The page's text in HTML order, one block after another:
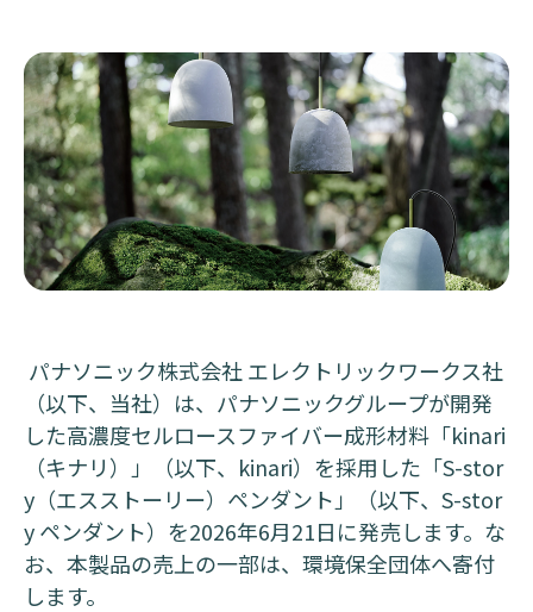
パナソニック株式会社 エレクトリックワークス社
（以下、当社）は、パナソニックグループが開発
した高濃度セルロースファイバー成形材料「kinari
（キナリ）」（以下、kinari）を採用した「S-stor
y（エスストーリー）ペンダント」（以下、S-stor
y ペンダント）を2026年6月21日に発売します。な
お、本製品の売上の一部は、環境保全団体へ寄付
します。